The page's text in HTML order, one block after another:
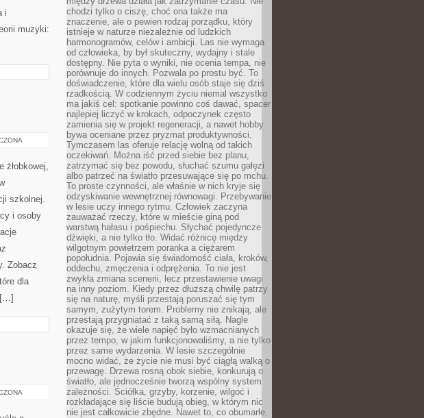
i
muzyki:
żłobkowej,
szkolnej.
i osoby
Zobacz
dla
[…]
chodzi tylko o ciszę, choć ona także ma
znaczenie, ale o pewien rodzaj porządku, który
istnieje w naturze niezależnie od ludzkich
harmonogramów, celów i ambicji. Las nie wymaga
od człowieka, by był skuteczny, wydajny i stale
dostępny. Nie pyta o wyniki, nie ocenia tempa, nie
porównuje do innych. Pozwala po prostu być. To
doświadczenie, które dla wielu osób staje się dziś
rzadkością. W codziennym życiu niemal wszystko
ma jakiś cel: spotkanie powinno coś dawać, spacer
najlepiej liczyć w krokach, odpoczynek często
zamienia się w projekt regeneracji, a nawet hobby
bywa oceniane przez pryzmat produktywności.
Tymczasem las oferuje relację wolną od takich
oczekiwań. Można iść przed siebie bez planu,
zatrzymać się bez powodu, słuchać szumu gałęzi
albo patrzeć na światło przesuwające się po mchu.
To proste czynności, ale właśnie w nich kryje się
odzyskiwanie wewnętrznej równowagi. Przebywanie
w lesie uczy innego rytmu. Człowiek zaczyna
zauważać rzeczy, które w mieście giną pod
warstwą hałasu i pośpiechu. Słychać pojedyncze
dźwięki, a nie tylko tło. Widać różnicę między
wilgotnym powietrzem poranka a ciężarem
popołudnia. Pojawia się świadomość ciała, kroków,
oddechu, zmęczenia i odprężenia. To nie jest
zwykła zmiana scenerii, lecz przestawienie uwagi
na inny poziom. Kiedy przez dłuższą chwilę patrzy
się na naturę, myśli przestają poruszać się tym
samym, zużytym torem. Problemy nie znikają, ale
przestają przygniatać z taką samą siłą. Nagle
okazuje się, że wiele napięć było wzmacnianych
przez tempo, w jakim funkcjonowaliśmy, a nie tylko
przez same wydarzenia. W lesie szczególnie
mocno widać, że życie nie musi być ciągłą walką o
przewagę. Drzewa rosną obok siebie, konkurują o
światło, ale jednocześnie tworzą wspólny system
zależności. Ściółka, grzyby, korzenie, wilgoć i
rozkładające się liście budują obieg, w którym nic
nie jest całkowicie zbędne. Nawet to, co obumarłe,